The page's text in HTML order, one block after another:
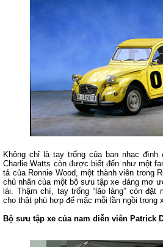
Không chỉ là tay trống của ban nhạc đình
Charlie Watts còn được biết đến như một
tả của Ronnie Wood, một thành viên trong
chủ nhân của một bộ sưu tập xe đáng mơ
lái. Thậm chí, tay trống “lão làng” còn đặt
cho thật phù hợp để mặc mỗi lần ngồi trong
Bộ sưu tập xe của nam diễn viên Patrick